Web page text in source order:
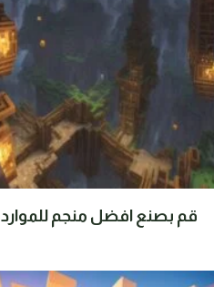
قم بصنع افضل منجم للموارد